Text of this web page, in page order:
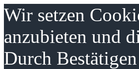
Wir setzen
anzubieten und
Durch